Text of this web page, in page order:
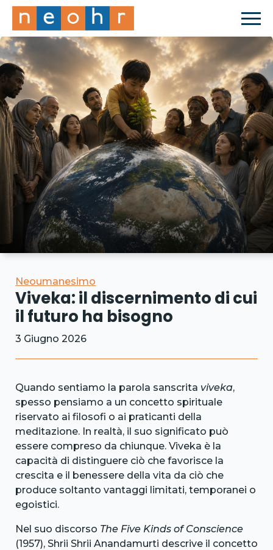
Neoumanesimo
Viveka: il discernimento di cui
il futuro ha bisogno
3 Giugno 2026
Quando sentiamo la parola sanscrita viveka,
spesso pensiamo a un concetto spirituale
riservato ai filosofi o ai praticanti della
meditazione. In realtà, il suo significato può
essere compreso da chiunque. Viveka è la
capacità di distinguere ciò che favorisce la
crescita e il benessere della vita da ciò che
produce soltanto vantaggi limitati, temporanei o
egoistici.
Nel suo discorso The Five Kinds of Conscience
(1957), Shrii Shrii Anandamurti descrive il concetto